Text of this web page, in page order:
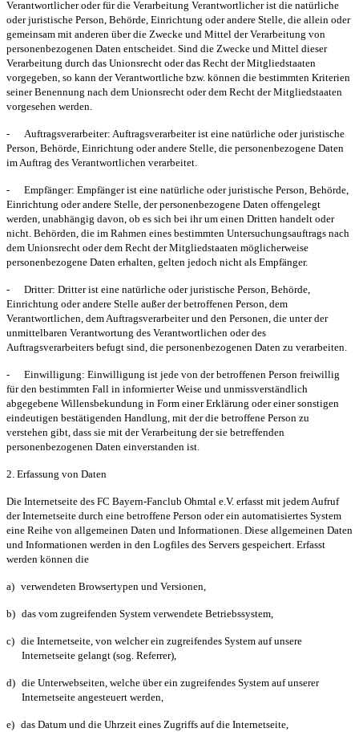
Verantwortlicher oder für die Verarbeitung Verantwortlicher ist die natürliche
oder juristische Person, Behörde, Einrichtung oder andere Stelle, die allein oder
gemeinsam mit anderen über die Zwecke und Mittel der Verarbeitung von
personenbezogenen Daten entscheidet. Sind die Zwecke und Mittel dieser
Verarbeitung durch das Unionsrecht oder das Recht der Mitgliedstaaten
vorgegeben, so kann der Verantwortliche bzw. können die bestimmten Kriterien
seiner Benennung nach dem Unionsrecht oder dem Recht der Mitgliedstaaten
vorgesehen werden.
- Auftragsverarbeiter: Auftragsverarbeiter ist eine natürliche oder juristische
Person, Behörde, Einrichtung oder andere Stelle, die personenbezogene Daten
im Auftrag des Verantwortlichen verarbeitet.
- Empfänger: Empfänger ist eine natürliche oder juristische Person, Behörde,
Einrichtung oder andere Stelle, der personenbezogene Daten offengelegt
werden, unabhängig davon, ob es sich bei ihr um einen Dritten handelt oder
nicht. Behörden, die im Rahmen eines bestimmten Untersuchungsauftrags nach
dem Unionsrecht oder dem Recht der Mitgliedstaaten möglicherweise
personenbezogene Daten erhalten, gelten jedoch nicht als Empfänger.
- Dritter: Dritter ist eine natürliche oder juristische Person, Behörde,
Einrichtung oder andere Stelle außer der betroffenen Person, dem
Verantwortlichen, dem Auftragsverarbeiter und den Personen, die unter der
unmittelbaren Verantwortung des Verantwortlichen oder des
Auftragsverarbeiters befugt sind, die personenbezogenen Daten zu verarbeiten.
- Einwilligung: Einwilligung ist jede von der betroffenen Person freiwillig
für den bestimmten Fall in informierter Weise und unmissverständlich
abgegebene Willensbekundung in Form einer Erklärung oder einer sonstigen
eindeutigen bestätigenden Handlung, mit der die betroffene Person zu
verstehen gibt, dass sie mit der Verarbeitung der sie betreffenden
personenbezogenen Daten einverstanden ist.
2. Erfassung von Daten
Die Internetseite des FC Bayern-Fanclub Ohmtal e.V. erfasst mit jedem Aufruf
der Internetseite durch eine betroffene Person oder ein automatisiertes System
eine Reihe von allgemeinen Daten und Informationen. Diese allgemeinen Daten
und Informationen werden in den Logfiles des Servers gespeichert. Erfasst
werden können die
a) verwendeten Browsertypen und Versionen,
b) das vom zugreifenden System verwendete Betriebssystem,
c) die Internetseite, von welcher ein zugreifendes System auf unsere
Internetseite gelangt (sog. Referrer),
d) die Unterwebseiten, welche über ein zugreifendes System auf unserer
Internetseite angesteuert werden,
e) das Datum und die Uhrzeit eines Zugriffs auf die Internetseite,